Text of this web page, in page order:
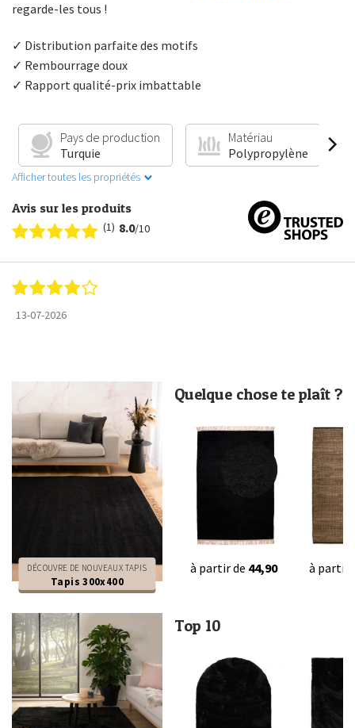
regarde-les tous !
✓ Distribution parfaite des motifs
✓ Rembourrage doux
✓ Rapport qualité-prix imbattable
Pays de production
Turquie
Matériau
Polypropylène
Afficher toutes les propriétés
Avis sur les produits
(1) 8.0/10
13-07-2026
DÉCOUVRE DE NOUVEAUX TAPIS
Tapis 300x400
Quelque chose te plaît ?
à partir de 44,90 à partir
Top 10